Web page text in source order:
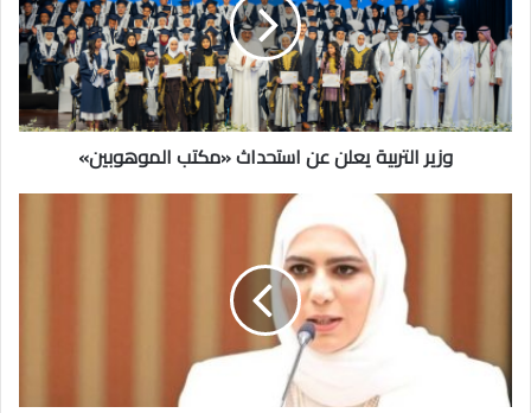
استحداث
«مكتب
الموهوبين»
وزير التربية يعلن عن استحداث «مكتب الموهوبين»
متعددة
الجنسيات(MNEs)